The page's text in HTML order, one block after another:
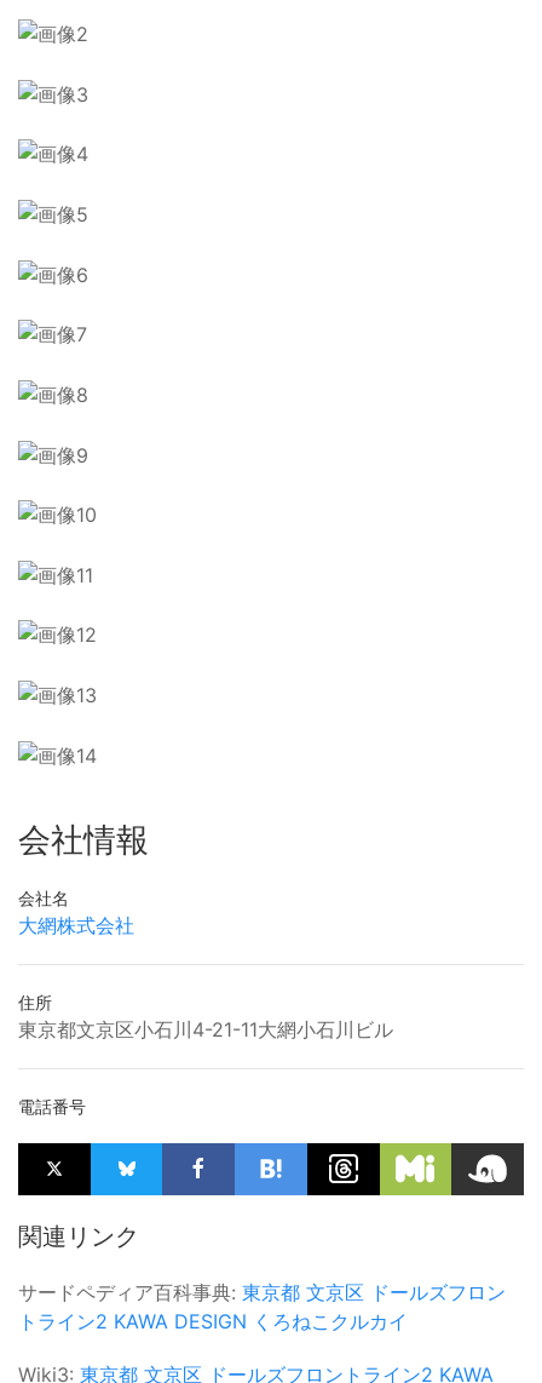
会社情報
会社名
大網株式会社
住所
東京都文京区小石川4-21-11大網小石川ビル
電話番号
関連リンク
サードペディア百科事典: 東京都 文京区 ドールズフロン
トライン2 KAWA DESIGN くろねこクルカイ
Wiki3: 東京都 文京区 ドールズフロントライン2 KAWA